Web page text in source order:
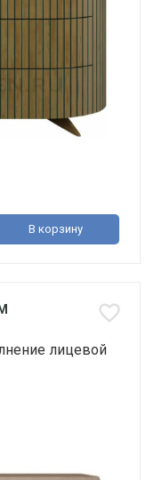
В корзину
лицевой